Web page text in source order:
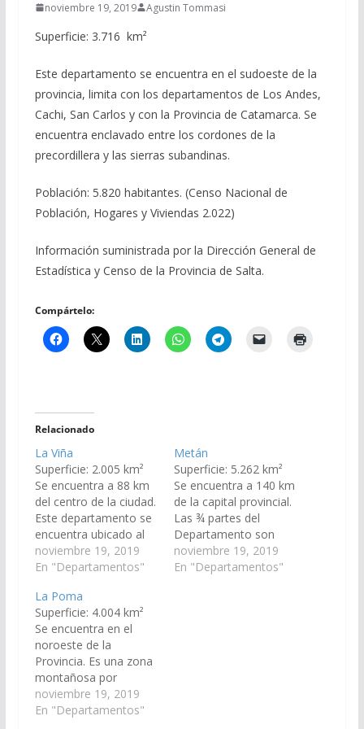
noviembre 19, 2019 Agustin Tommasi
Superficie: 3.716 km²
Este departamento se encuentra en el sudoeste de la
provincia, limita con los departamentos de Los Andes,
Cachi, San Carlos y con la Provincia de Catamarca. Se
encuentra enclavado entre los cordones de la
precordillera y las sierras subandinas.
Población: 5.820 habitantes. (Censo Nacional de
Población, Hogares y Viviendas 2.022)
Información suministrada por la Dirección General de
Estadística y Censo de la Provincia de Salta.
Compártelo:
Relacionado
La Viña
Superficie: 2.005 km²
Se encuentra a 88 km
del centro de la ciudad.
Este departamento se
encuentra ubicado al
Sur del Valle de Lerma,
limitando al Norte con
Guachipas y Capital; al
Este con los
departamentos de
Guachipas y Metán; al
Sur con los de
Guachipas y…
noviembre 19, 2019
En "Departamentos"
Metán
Superficie: 5.262 km²
Se encuentra a 140 km
de la capital provincial.
Las ¾ partes del
Departamento son
llanura, la región
montañosa se
noviembre 19, 2019
En "Departamentos"
La Poma
Superficie: 4.004 km²
Se encuentra en el
noroeste de la
Provincia. Es una zona
montañosa por
excelencia. Limita al
norte y nordeste con la
noviembre 19, 2019
En "Departamentos"